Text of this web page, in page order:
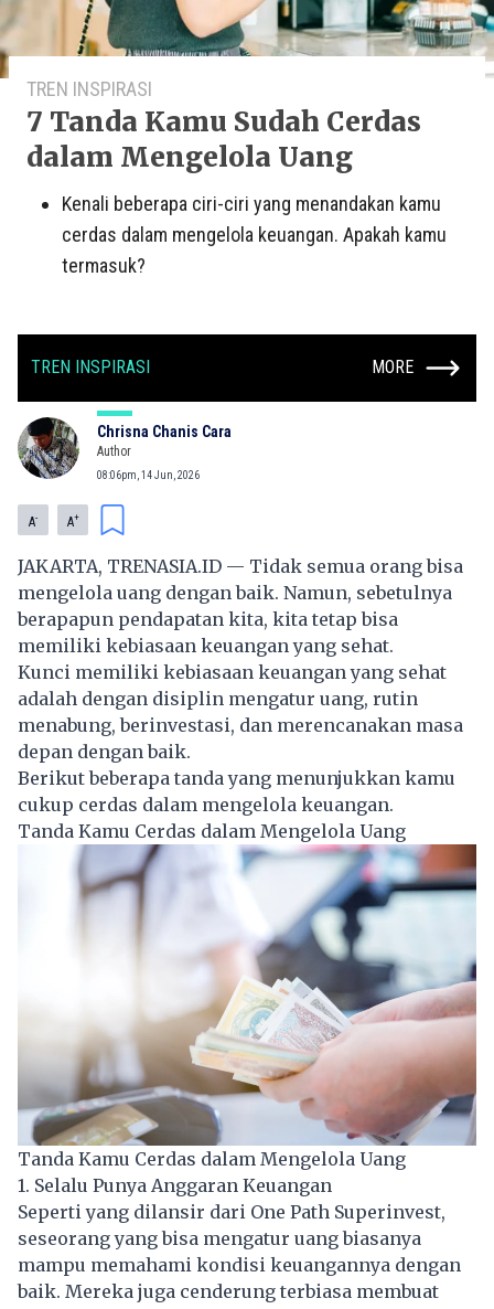
TREN INSPIRASI
7 Tanda Kamu Sudah Cerdas
dalam Mengelola Uang
Kenali beberapa ciri-ciri yang menandakan kamu
cerdas dalam mengelola keuangan. Apakah kamu
termasuk?
TREN INSPIRASI MORE
Chrisna Chanis Cara
Author
08:06pm, 14 Jun, 2026
A- A+
JAKARTA, TRENASIA.ID — Tidak semua orang bisa
mengelola uang dengan baik. Namun, sebetulnya
berapapun pendapatan kita, kita tetap bisa
memiliki kebiasaan keuangan yang sehat.
Kunci memiliki kebiasaan keuangan yang sehat
adalah dengan disiplin mengatur uang, rutin
menabung, berinvestasi, dan merencanakan masa
depan dengan baik.
Berikut beberapa tanda yang menunjukkan kamu
cukup cerdas dalam mengelola keuangan.
Tanda Kamu Cerdas dalam Mengelola Uang
Tanda Kamu Cerdas dalam Mengelola Uang
1. Selalu Punya Anggaran Keuangan
Seperti yang dilansir dari One Path Superinvest,
seseorang yang bisa mengatur uang biasanya
mampu memahami kondisi keuangannya dengan
baik. Mereka juga cenderung terbiasa membuat